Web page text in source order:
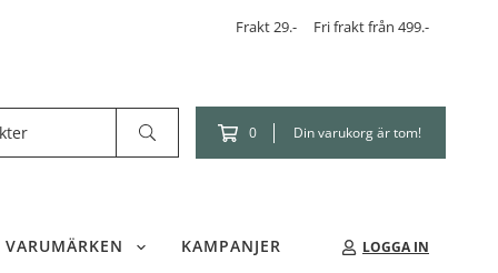
Frakt 29.- Fri frakt från 499.-
0 Din varukorg är tom!
VARUMÄRKEN KAMPANJER LOGGA IN